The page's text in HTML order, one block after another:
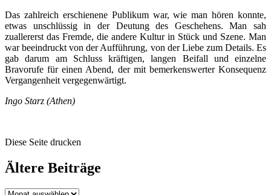
Das zahlreich erschienene Publikum war, wie man hören konnte,
etwas unschlüssig in der Deutung des Geschehens. Man sah
zuallererst das Fremde, die andere Kultur in Stück und Szene. Man
war beeindruckt von der Aufführung, von der Liebe zum Details. Es
gab darum am Schluss kräftigen, langen Beifall und einzelne
Bravorufe für einen Abend, der mit bemerkenswerter Konsequenz
Vergangenheit vergegenwärtigt.
Ingo Starz (Athen)
Diese Seite drucken
Ältere Beiträge